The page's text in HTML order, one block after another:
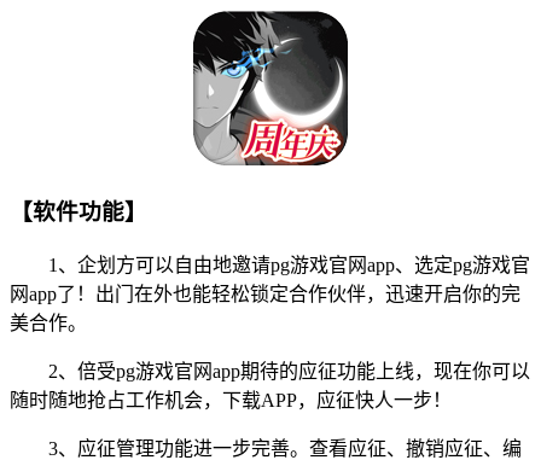
【软件功能】
1、企划方可以自由地邀请pg游戏官网app、选定pg游戏官
网app了！出门在外也能轻松锁定合作伙伴，迅速开启你的完
美合作。
2、倍受pg游戏官网app期待的应征功能上线，现在你可以
随时随地抢占工作机会，下载APP，应征快人一步！
3、应征管理功能进一步完善。查看应征、撤销应征、编